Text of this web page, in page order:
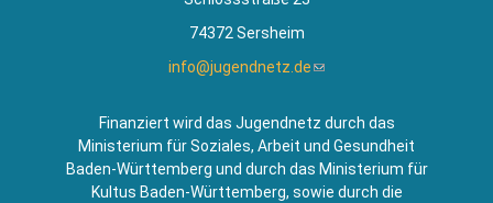
74372 Sersheim
info@jugendnetz.de(Link
Mail)
Finanziert wird das Jugendnetz durch das
Ministerium für Soziales, Arbeit und Gesundheit
Baden-Württemberg und durch das Ministerium für
Kultus Baden-Württemberg, sowie durch die